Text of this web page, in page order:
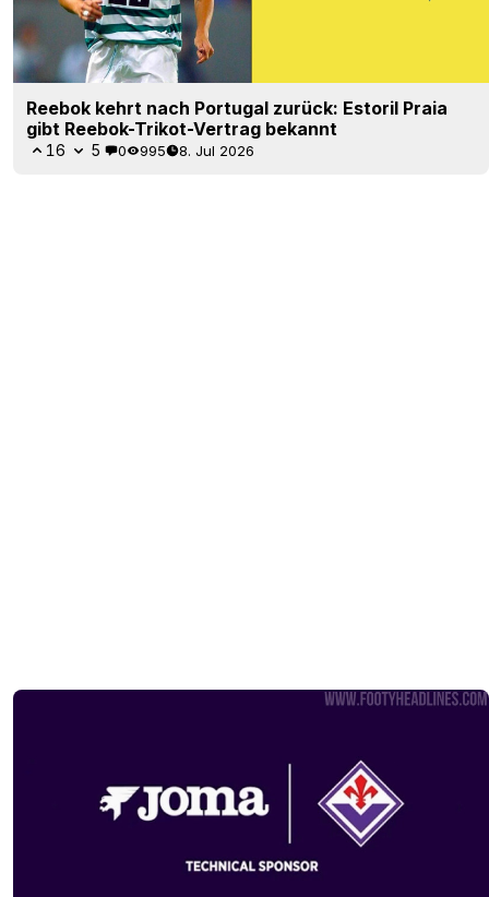
Reebok kehrt nach Portugal zurück: Estoril Praia
gibt Reebok-Trikot-Vertrag bekannt
16 5 0 995 8. Jul 2026